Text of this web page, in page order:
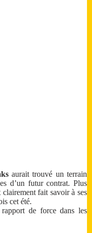
aurait trouvé un terrain
d’un futur contrat. Plus
fait savoir à ses
cet été.
de force dans les